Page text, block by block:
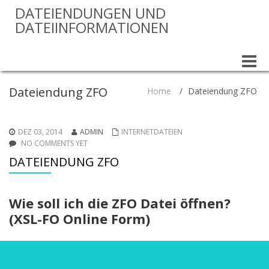
DATEIENDUNGEN UND
DATEIINFORMATIONEN
Toggle
Dateiendung ZFO Home / Dateiendung ZFO
DEZ 03, 2014 ADMIN
INTERNETDATEIEN
NO COMMENTS YET
DATEIENDUNG ZFO
Wie soll ich die ZFO Datei öffnen?
(XSL-FO Online Form)